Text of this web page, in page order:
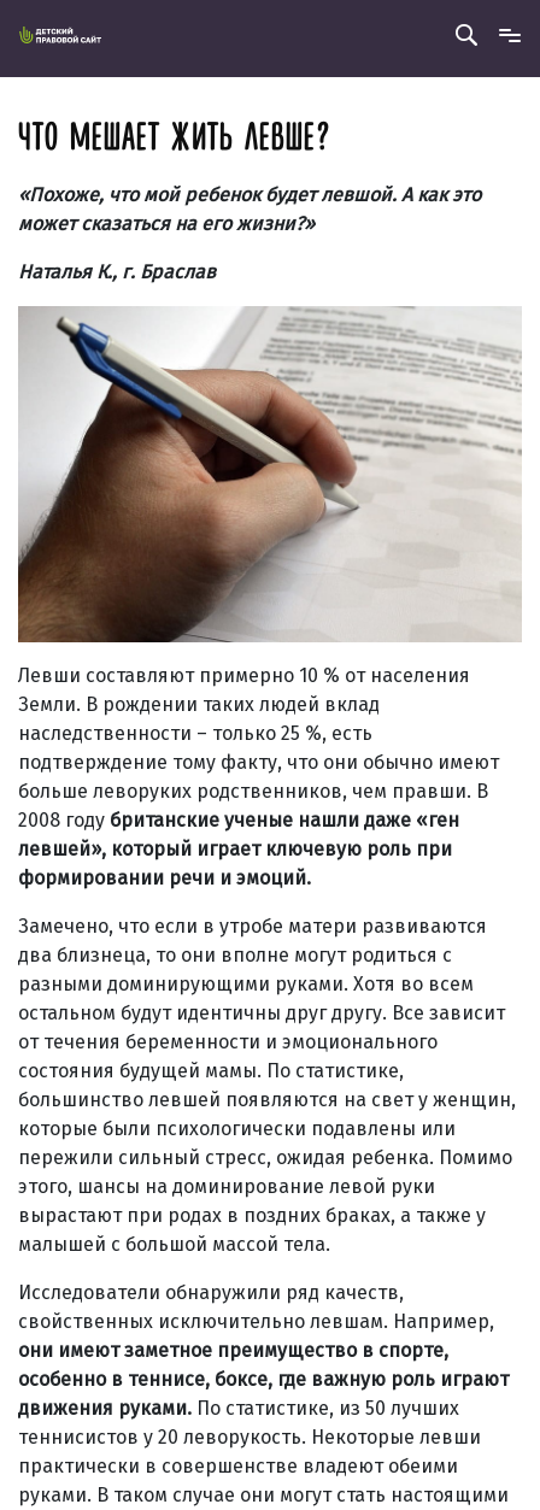
ЧТО МЕШАЕТ ЖИТЬ ЛЕВШЕ?
«Похоже, что мой ребенок будет левшой. А как это
может сказаться на его жизни?»
Наталья К., г. Браслав
Левши составляют примерно 10 % от населения
Земли. В рождении таких людей вклад
наследственности – только 25 %, есть
подтверждение тому факту, что они обычно имеют
больше леворуких родственников, чем правши. В
2008 году британские ученые нашли даже «ген
левшей», который играет ключевую роль при
формировании речи и эмоций.
Замечено, что если в утробе матери развиваются
два близнеца, то они вполне могут родиться с
разными доминирующими руками. Хотя во всем
остальном будут идентичны друг другу. Все зависит
от течения беременности и эмоционального
состояния будущей мамы. По статистике,
большинство левшей появляются на свет у женщин,
которые были психологически подавлены или
пережили сильный стресс, ожидая ребенка. Помимо
этого, шансы на доминирование левой руки
вырастают при родах в поздних браках, а также у
малышей с большой массой тела.
Исследователи обнаружили ряд качеств,
свойственных исключительно левшам. Например,
они имеют заметное преимущество в спорте,
особенно в теннисе, боксе, где важную роль играют
движения руками. По статистике, из 50 лучших
теннисистов у 20 леворукость. Некоторые левши
практически в совершенстве владеют обеими
руками. В таком случае они могут стать настоящими